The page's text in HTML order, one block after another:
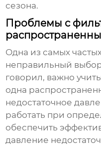
сезона.
Проблемы с
Одна из самых
неправильный
говорил, важно
одна
недостаточное
работать при
обеспечить
давление